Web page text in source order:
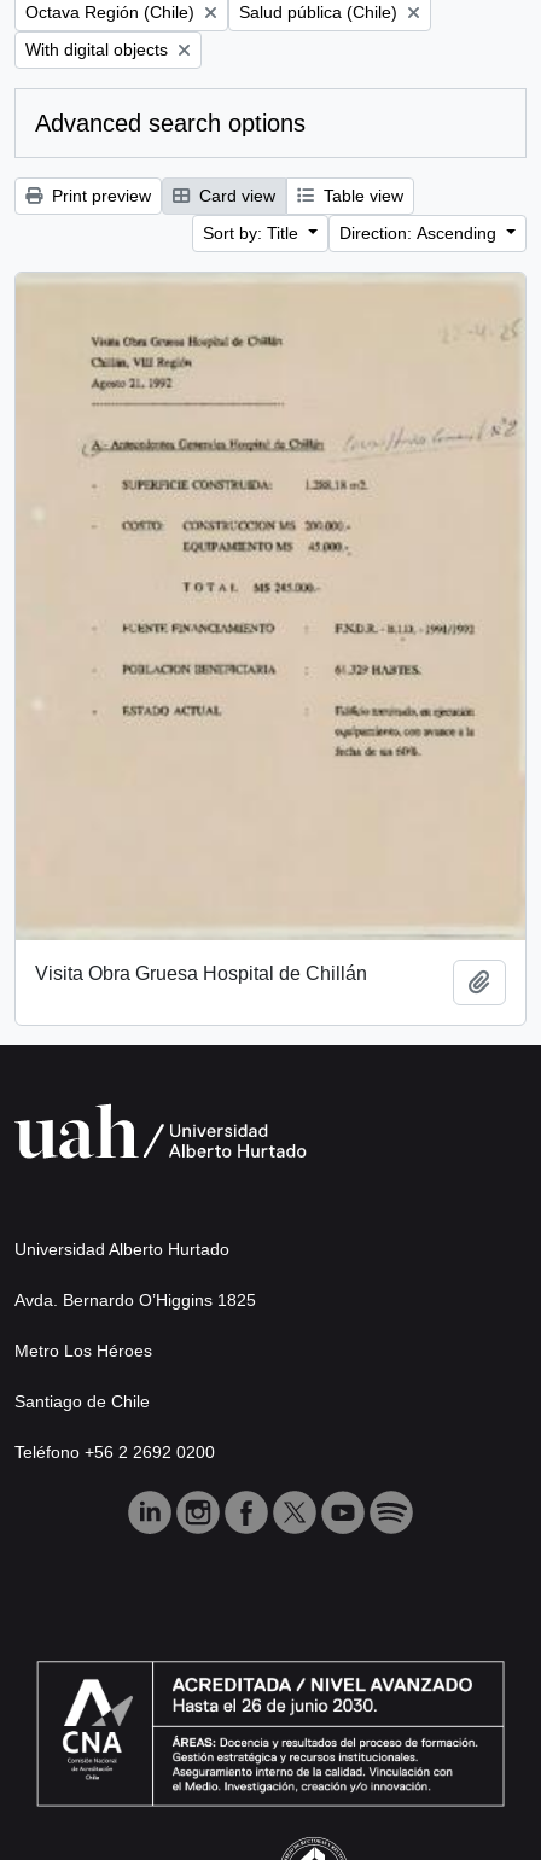
Remove filter:
Octava Región (Chile) Remove filter:
Salud pública (Chile)
Remove filter:
With digital objects
Advanced search options
Print preview Card view
Table view
Sort by: Title
Direction: Ascending
Visita Obra Gruesa Hospital de Chillán
Universidad Alberto Hurtado
Avda. Bernardo O’Higgins 1825
Metro Los Héroes
Santiago de Chile
Teléfono +56 2 2692 0200